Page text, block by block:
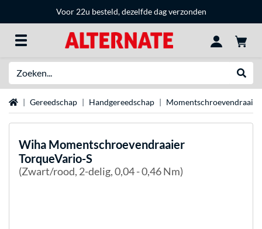
Voor 22u besteld, dezelfde dag verzonden
HomeGereedschap Handgereedschap
Wiha Momentschroevendraaier
TorqueVario-S
(Zwart/rood, 2-delig, 0,04 - 0,46 Nm)